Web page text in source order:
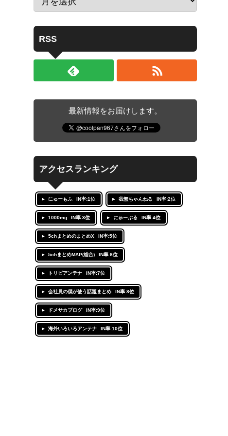
RSS
最新情報をお届けします。
アクセスランキング
にゅーもふ IN率:1位 我無ちゃんねる IN率:2位
1000mg IN率:3位 にゅーぷる IN率:4位
5chまとめのまとめX IN率:5位
5chまとめMAP(総合) IN率:6位
トリビアンテナ IN率:7位
会社員の僕が使う話題まとめ IN率:8位
ドメサカブログ IN率:9位
海外いろいろアンテナ IN率:10位